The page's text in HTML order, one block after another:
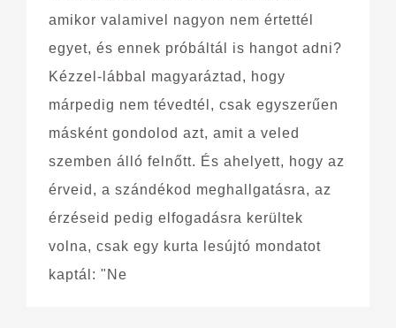
amikor valamivel nagyon nem értettél
egyet, és ennek próbáltál is hangot adni?
Kézzel-lábbal magyaráztad, hogy
márpedig nem tévedtél, csak egyszerűen
másként gondolod azt, amit a veled
szemben álló felnőtt. És ahelyett, hogy az
érveid, a szándékod meghallgatásra, az
érzéseid pedig elfogadásra kerültek
volna, csak egy kurta lesújtó mondatot
kaptál: "Ne